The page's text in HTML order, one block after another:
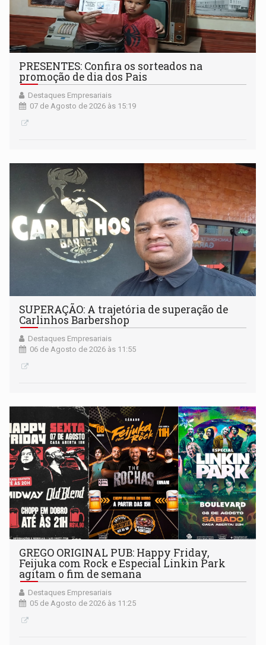
PRESENTES: Confira os sorteados na
promoção de dia dos Pais
Destaques Empresariais
07 de Agosto de 2026 às 15:19
SUPERAÇÃO: A trajetória de superação de
Carlinhos Barbershop
Destaques Empresariais
06 de Agosto de 2026 às 11:55
GREGO ORIGINAL PUB: Happy Friday,
Feijuka com Rock e Especial Linkin Park
agitam o fim de semana
Destaques Empresariais
05 de Agosto de 2026 às 11:25